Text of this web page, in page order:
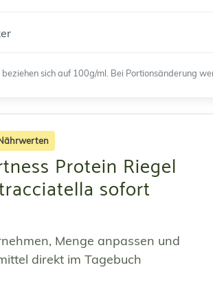
sich auf 100g/ml. Bei Portionsänderung
Protein Riegel
sofort
Menge anpassen und
direkt im Tagebuch